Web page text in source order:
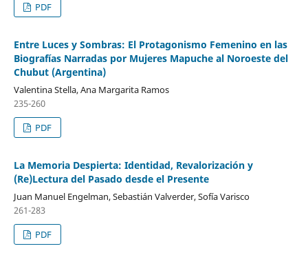
PDF
Entre Luces y Sombras: El Protagonismo Femenino en las
Biografías Narradas por Mujeres Mapuche al Noroeste del
Chubut (Argentina)
Valentina Stella, Ana Margarita Ramos
235-260
PDF
La Memoria Despierta: Identidad, Revalorización y
(Re)Lectura del Pasado desde el Presente
Juan Manuel Engelman, Sebastián Valverder, Sofía Varisco
261-283
PDF